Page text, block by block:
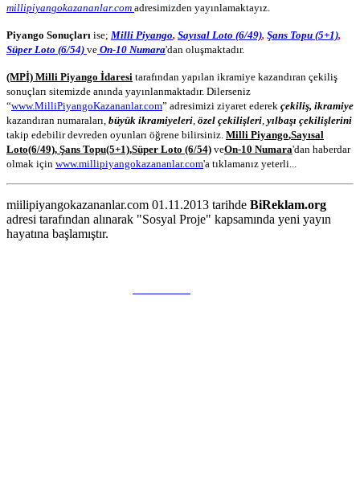
millipiyangokazananlar.com adresimizden yayınlamaktayız.
Piyango Sonuçları ise; Milli Piyango, Sayısal Loto (6/49), Şans Topu (5+1),
Süper Loto (6/54) ve On-10 Numara'dan oluşmaktadır.
(MPİ) Milli Piyango İdaresi tarafından yapılan ikramiye kazandıran çekiliş
sonuçları sitemizde anında yayınlanmaktadır. Dilerseniz
“www.MilliPiyangoKazananlar.com” adresimizi ziyaret ederek çekiliş, ikramiye
kazandıran numaraları, büyük ikramiyeleri özel çekilişleri yılbaşı çekilişlerini
takip edebilir devreden oyunları öğrene bilirsiniz. Milli Piyango,Sayısal
Loto(6/49), Şans Topu(5+1),Süper Loto (6/54) veOn-10 Numara'dan haberdar
olmak için www.millipiyangokazananlar.com'a tıklamanız yeterli...
miilipiyangokazananlar.com 01.11.2013 tarihde BiReklam.org
adresi tarafından alınarak "Sosyal Proje" kapsamında yeni yayın
hayatına başlamıştır.